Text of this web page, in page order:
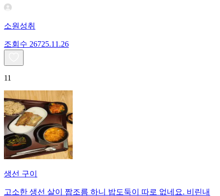
소원성취
조회수 26725.11.26
11
생선 구이
고소한 생선 살이 짭조름 하니 밥도둑이 따로 없네요. 비린내